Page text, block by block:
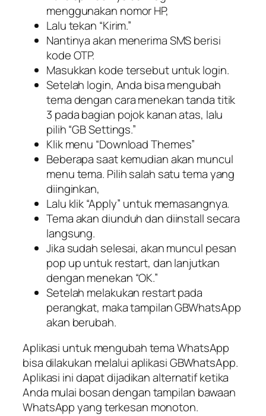
menggunakan nomor HP,
Lalu tekan “Kirim.”
Nantinya akan menerima SMS berisi
kode OTP.
Masukkan kode tersebut untuk login.
Setelah login, Anda bisa mengubah
tema dengan cara menekan tanda titik
3 pada bagian pojok kanan atas, lalu
pilih “GB Settings.”
Klik menu “Download Themes”
Beberapa saat kemudian akan muncul
menu tema. Pilih salah satu tema yang
diinginkan,
Lalu klik “Apply” untuk memasangnya.
Tema akan diunduh dan diinstall secara
langsung.
Jika sudah selesai, akan muncul pesan
pop up untuk restart, dan lanjutkan
dengan menekan “OK.”
Setelah melakukan restart pada
perangkat, maka tampilan GBWhatsApp
akan berubah.
Aplikasi untuk mengubah tema WhatsApp
bisa dilakukan melalui aplikasi GBWhatsApp.
Aplikasi ini dapat dijadikan alternatif ketika
Anda mulai bosan dengan tampilan bawaan
WhatsApp yang terkesan monoton.